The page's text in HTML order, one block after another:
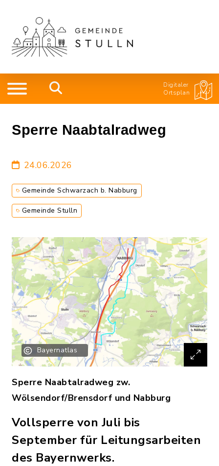
Digitaler
Ortsplan
Sperre Naabtalradweg
24.06.2026
Gemeinde Schwarzach b. Nabburg
Gemeinde Stulln
Bayernatlas
Sperre Naabtalradweg zw.
Wölsendorf/Brensdorf und Nabburg
Vollsperre von Juli bis
September für Leitungsarbeiten
des Bayernwerks.